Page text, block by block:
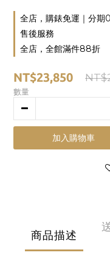
全店，購錶免運｜分期
售後服務
全店，全館滿件88折
NT$23,850
數量
加入購物車
商品描述